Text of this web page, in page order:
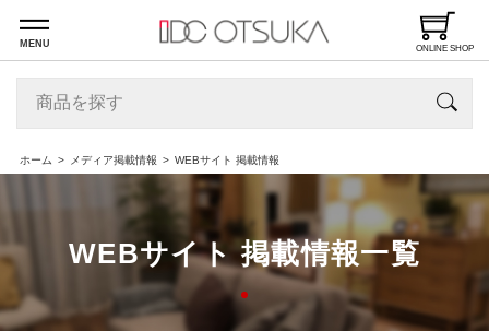
MENU ONLINE SHOP
ホーム メディア掲載情報 WEBサイト 掲載情報
WEBサイト 掲載情報一覧